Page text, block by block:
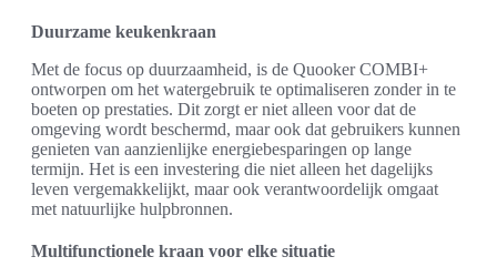
Duurzame keukenkraan
Met de focus op duurzaamheid, is de Quooker COMBI+
ontworpen om het watergebruik te optimaliseren zonder in te
boeten op prestaties. Dit zorgt er niet alleen voor dat de
omgeving wordt beschermd, maar ook dat gebruikers kunnen
genieten van aanzienlijke energiebesparingen op lange
termijn. Het is een investering die niet alleen het dagelijks
leven vergemakkelijkt, maar ook verantwoordelijk omgaat
met natuurlijke hulpbronnen.
Multifunctionele kraan voor elke situatie